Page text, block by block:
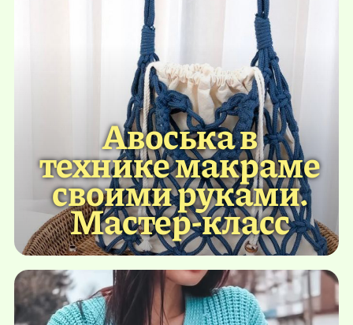
Авоська в
технике макраме
своими руками.
Мастер-класс